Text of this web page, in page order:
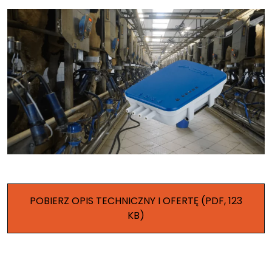
POBIERZ OPIS TECHNICZNY I OFERTĘ (PDF, 123
KB)